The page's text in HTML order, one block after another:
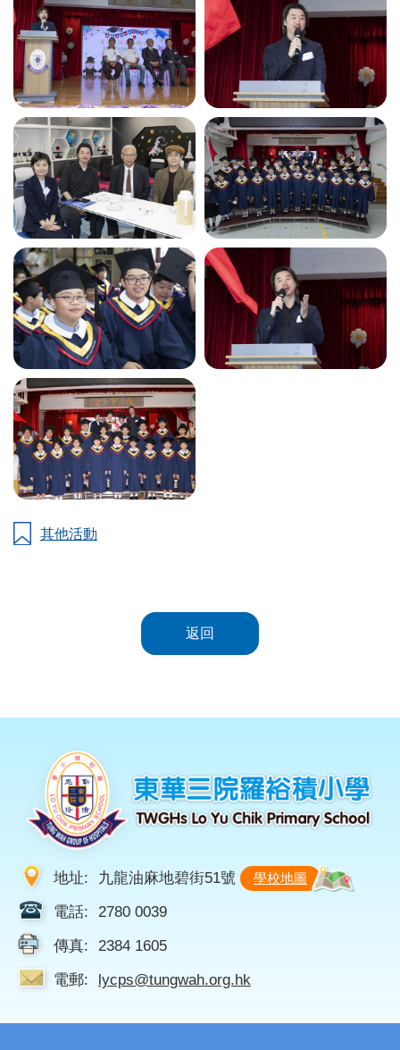
其他活動
返回
地址: 九龍油麻地碧街51號 學校地圖
電話: 2780 0039
傳真: 2384 1605
電郵: lycps@tungwah.org.hk